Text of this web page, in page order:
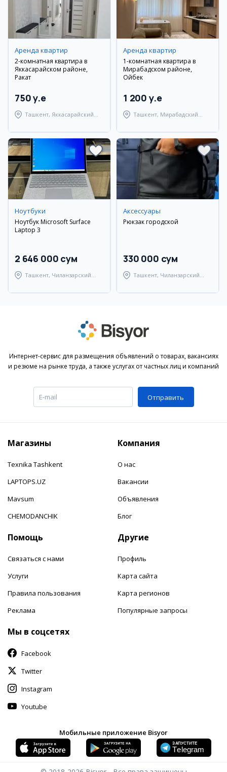
Аренда квартир
2-комнатная квартира в
Яккасарайском районе,
Ракат
750 y.e
Ташкент, Яккасарайский
Аренда квартир
1-комнатная квартира в
Мирабадском районе,
Ойбек
1 200 y.e
Ташкент, Мирабадский
Ноутбуки
Ноутбук Microsoft Surface
Laptop 3
2 646 000 сум
Ташкент, Чиланзарский
Аксессуары
Рюкзак городской
330 000 сум
Ташкент, Чиланзарский
Интернет-сервис для размещения объявлений о товарах, вакансиях
и резюме на рынке труда, а также услугах от частных лиц и компаний
Отправить
Магазины
Texnika Tashkent
LAPTOPS.UZ
Mavsum
CHEMODANCHIK
Компания
О нас
Вакансии
Объявления
Блог
Помощь
Связаться с нами
Услуги
Правила пользования
Реклама
Другие
Профиль
Карта сайта
Карта регионов
Популярные запросы
Мы в соцсетях
Facebook
Twitter
Instagram
Youtube
Мобильные приложение Bisyor